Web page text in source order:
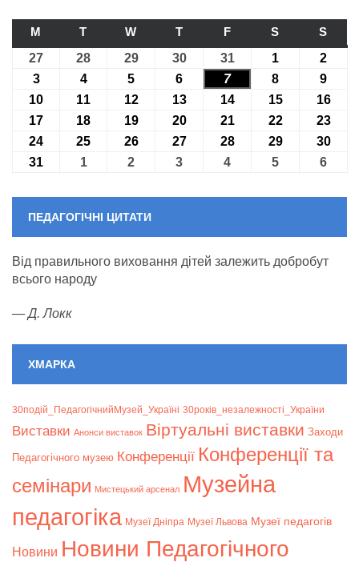
M ПОНЕДІЛОК
T ВІВТОРОК
W СЕРЕДА
TЧЕТВЕР
FП’ЯТНИЦЯ
S СУБОТА
S
27 27.07.2026
28 28.07.2026
2929.07.2026
3030.07.2026
3131.07.2026
1 01.08.2026
2
303.08.2026
404.08.2026
5 05.08.2026
6 06.08.2026
707.08.2026
8 08.08.2026
9
10 10.08.2026
11 11.08.2026
1212.08.2026
1313.08.2026
1414.08.2026
1515.08.2026
16
17 17.08.2026
18 18.08.2026
1919.08.2026
2020.08.2026
2121.08.2026
2222.08.2026
23
24 24.08.2026
25 25.08.2026
2626.08.2026
2727.08.2026
2828.08.2026
2929.08.2026
30
31 31.08.2026
101.09.2026
2 02.09.2026
3 03.09.2026
4 04.09.2026
5 05.09.2026
6
ПЕДАГОГІЧНІ ЦИТАТИ
Від правильного виховання дітей залежить добробут
всього народу
—Д. Локк
ХМАРКА
30подій_ПедагогічнийМузей_Україні 30років_незалежності_України
Bиставки Анонси виставок Віртуальні виставки Заходи
Педагогічного музею Конференції Конференції та
семінари Мистецький арсенал Музейна
педагогіка Музеї Дніпра Музеї Львова Музеї педагогів
Новини Новини Педагогічного